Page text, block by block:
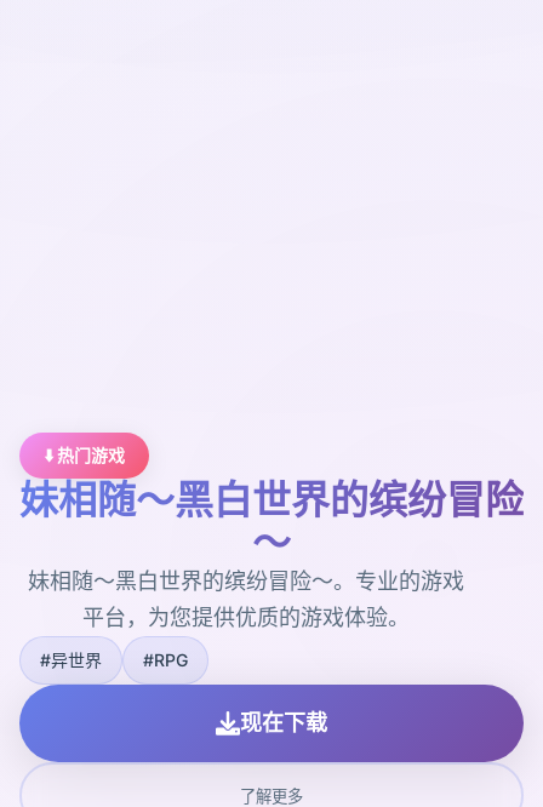
⬇️ 热门游戏
妹相随～黑白世界的缤纷冒险
～
妹相随～黑白世界的缤纷冒险～。专业的游戏
平台，为您提供优质的游戏体验。
#异世界 #RPG
现在下载
了解更多